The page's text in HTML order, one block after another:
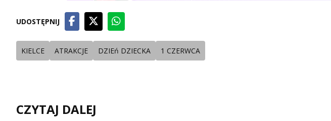
UDOSTĘPNIJ
KIELCE ATRAKCJE DZIEń DZIECKA 1 CZERWCA
CZYTAJ DALEJ